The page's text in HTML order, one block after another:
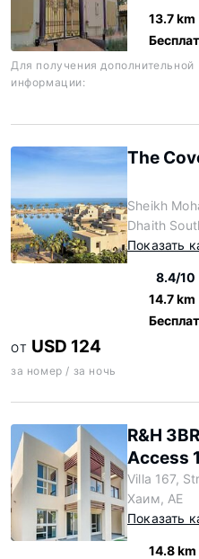
13.7 km
Для получения дополнительной
информации:
The
Sheikh
Dhaith
Показать
8.4/10
14.7 km
ОТ USD 124
за номер / за ночь
R&H
Access
Villa 167,
Хаим, AE
Показать
14.8 km